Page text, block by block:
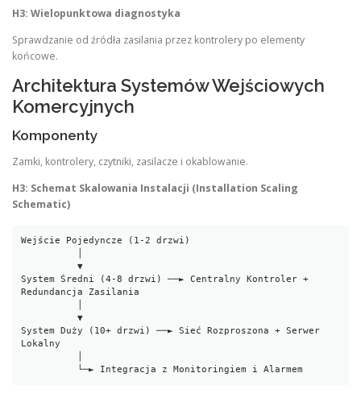
H3: Wielopunktowa diagnostyka
Sprawdzanie od źródła zasilania przez kontrolery po elementy
końcowe.
Architektura Systemów Wejściowych
Komercyjnych
Komponenty
Zamki, kontrolery, czytniki, zasilacze i okablowanie.
H3: Schemat Skalowania Instalacji (Installation Scaling
Schematic)
Wejście Pojedyncze (1-2 drzwi)
          ▼
System Średni (4-8 drzwi) ──► Centralny Kontroler +
Redundancja Zasilania
          ▼
System Duży (10+ drzwi) ──► Sieć Rozproszona + Serwer
Lokalny
          └─► Integracja z Monitoringiem i Alarmem